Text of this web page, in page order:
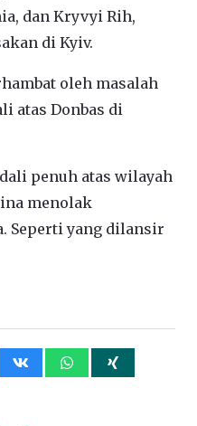
dan Kryvyi Rih,
di Kyiv.
oleh masalah
atas Donbas di
penuh atas wilayah
menolak
Seperti yang dilansir